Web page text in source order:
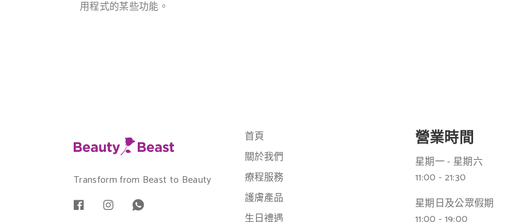
用程式的某些功能。
Transform from Beast to Beauty
首頁
關於我們
療程服務
護膚產品
生日禮遇
營業時間
星期一 - 星期六
11:00 - 21:30
星期日及公眾假期